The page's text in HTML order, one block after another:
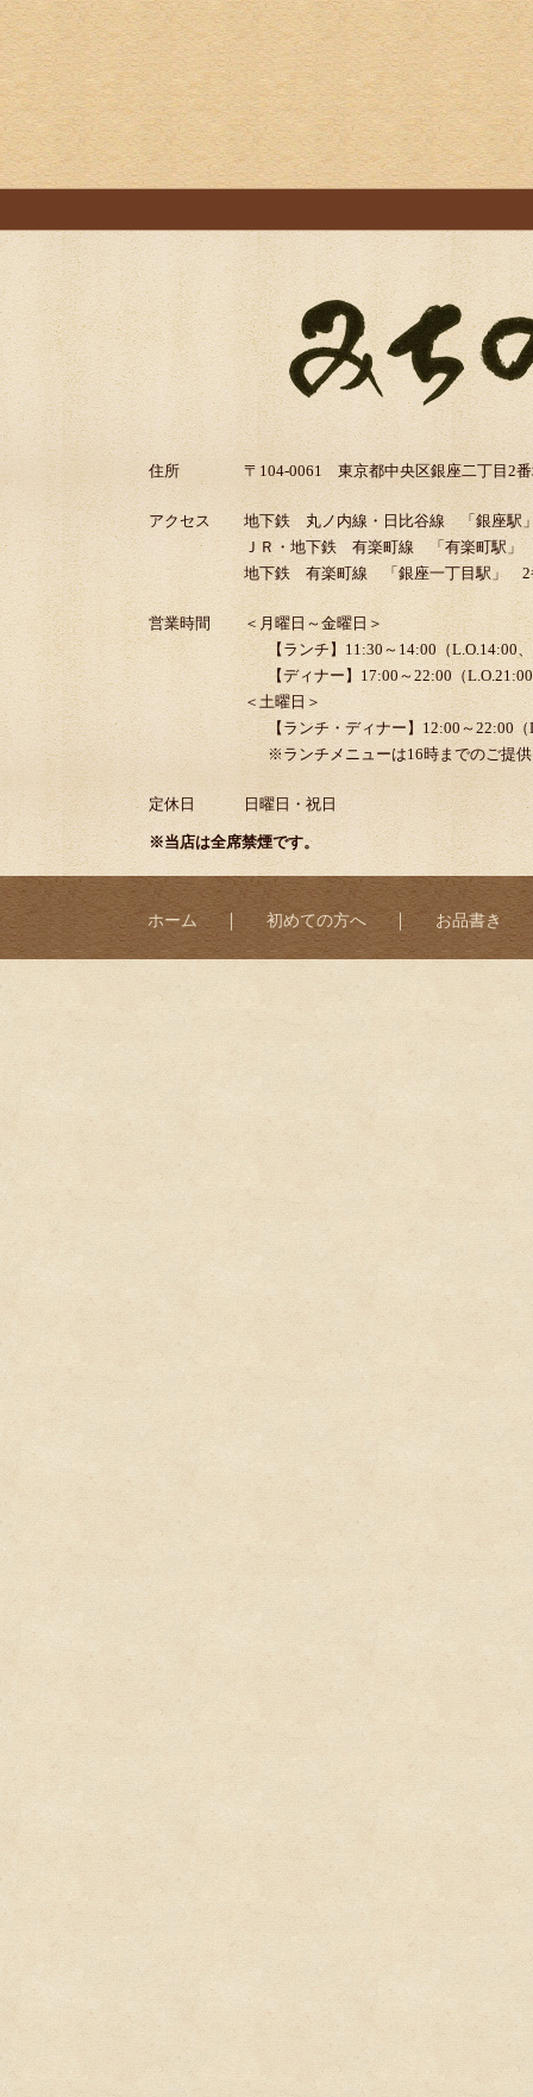
ホーム ｜ 初めての方へ ｜ お品書き
住所 〒104-0061 東京都中央区銀座二丁目2
アクセス
地下鉄 丸ノ内線・日比谷線 「銀座駅
ＪＲ・地下鉄 有楽町線 「有楽町駅」
地下鉄 有楽町線 「銀座一丁目駅」 2
営業時間
＜月曜日～金曜日＞
【ランチ】11:30～14:00（L.O.14:00
【ディナー】17:00～22:00（
＜土曜日＞
【ランチ・ディナー】12:00～22:00
※ランチメニューは16時までのご提
定休日 日曜日・祝日
※当店は全席禁煙です。